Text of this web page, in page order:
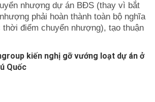
nhượng dự án BĐS (thay vì bắt
phải hoàn thành toàn bộ nghĩa
điểm chuyển nhượng), tạo thuận
kiến nghị gỡ vướng loạt dự án ở
Quốc